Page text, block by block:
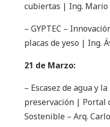
cubiertas | Ing. Mario
– GYPTEC –
placas de yeso | Ing.
21 de Marzo:
– Escasez de agua y
preservación | Portal
Sostenible – Arq.